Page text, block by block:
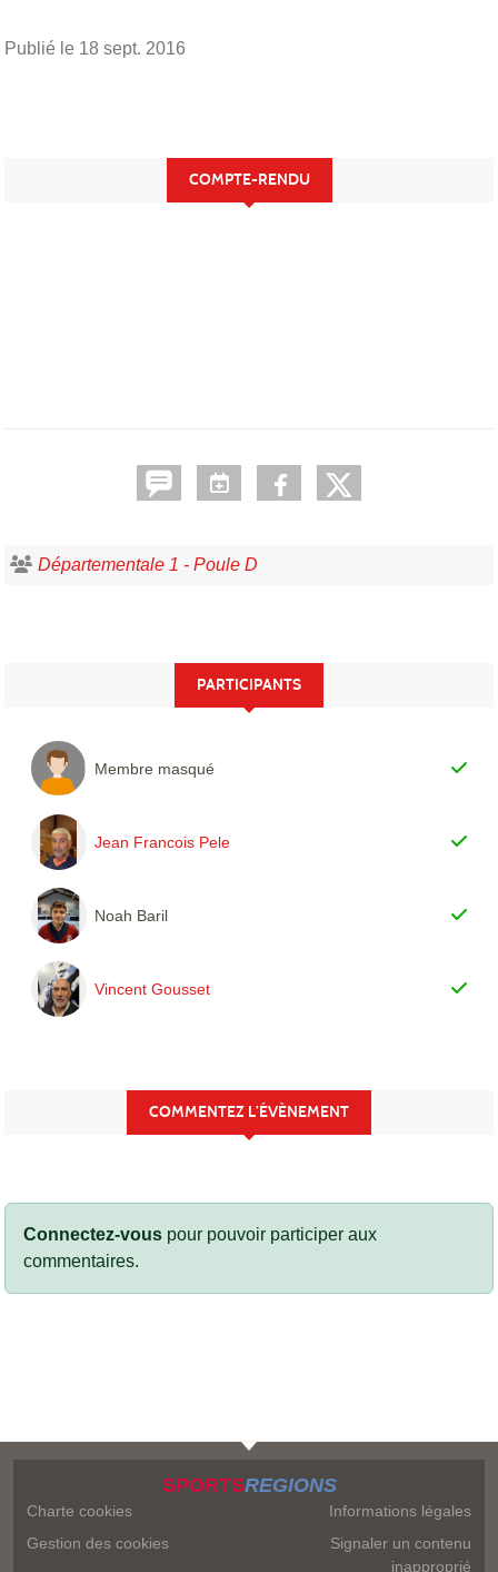
Publié le 18 sept. 2016
COMPTE-RENDU
Départementale 1 - Poule D
PARTICIPANTS
Membre masqué
Jean Francois Pele
Noah Baril
Vincent Gousset
COMMENTEZ L’ÉVÈNEMENT
Connectez-vous pour pouvoir participer aux
commentaires.
SPORTSREGIONS
Charte cookies
Gestion des cookies
Informations légales
Signaler un contenu
inapproprié